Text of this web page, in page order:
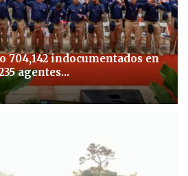
704,142 indocumentados en
agentes...